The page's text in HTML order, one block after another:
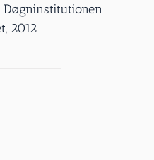
Døgninstitutionen
2012